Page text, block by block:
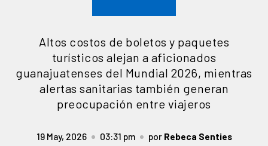
Altos costos de boletos y paquetes
turísticos alejan a aficionados
guanajuatenses del Mundial 2026, mientras
alertas sanitarias también generan
preocupación entre viajeros
19 May, 2026 03:31 pm por Rebeca Senties